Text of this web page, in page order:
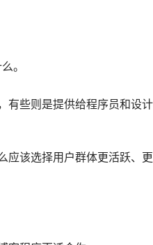
。
有些则是提供给程序员和设
应该选择用户群体更活跃、